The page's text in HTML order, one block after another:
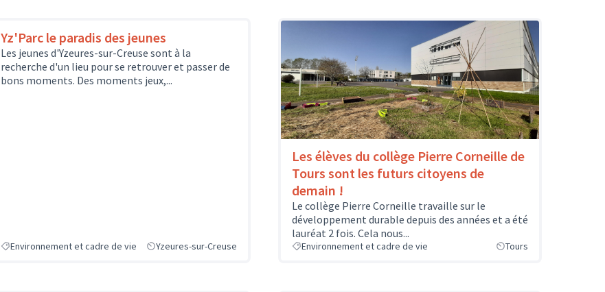
Yz'Parc le paradis des jeunes
Les jeunes d'Yzeures-sur-Creuse sont à la
recherche d'un lieu pour se retrouver et passer de
bons moments. Des moments jeux,...
Environnement et cadre de vie Yzeures-sur-Creuse
Les élèves du collège Pierre Corneille de
Tours sont les futurs citoyens de
demain !
Le collège Pierre Corneille travaille sur le
développement durable depuis des années et a été
lauréat 2 fois. Cela nous...
Environnement et cadre de vie Tours